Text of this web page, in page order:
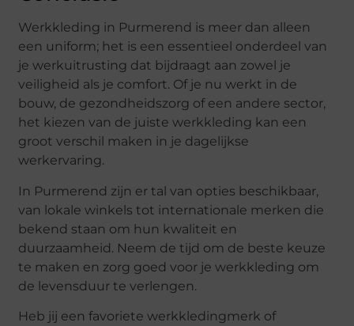
Werkkleding in Purmerend is meer dan alleen
een uniform; het is een essentieel onderdeel van
je werkuitrusting dat bijdraagt aan zowel je
veiligheid als je comfort. Of je nu werkt in de
bouw, de gezondheidszorg of een andere sector,
het kiezen van de juiste werkkleding kan een
groot verschil maken in je dagelijkse
werkervaring.
In Purmerend zijn er tal van opties beschikbaar,
van lokale winkels tot internationale merken die
bekend staan om hun kwaliteit en
duurzaamheid. Neem de tijd om de beste keuze
te maken en zorg goed voor je werkkleding om
de levensduur te verlengen.
Heb jij een favoriete werkkledingmerk of